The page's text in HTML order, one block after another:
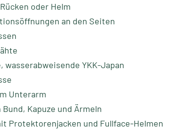
oder Helm
an den Seiten
wasserabweisende YKK-Japan
Unterarm
Kapuze und Ärmeln
Protektorenjacken und Fullface-Helmen